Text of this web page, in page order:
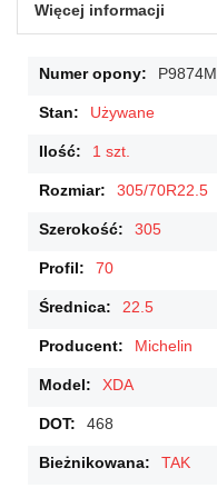
Więcej informacji
Więcej
P9874M
Używane
1 szt.
305/70R22.5
305
70
22.5
Michelin
XDA
468
TAK